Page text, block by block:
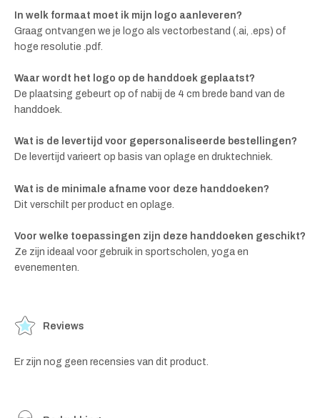
In welk formaat moet ik mijn logo aanleveren?
Graag ontvangen we je logo als vectorbestand (.ai, .eps) of
hoge resolutie .pdf.
Waar wordt het logo op de handdoek geplaatst?
De plaatsing gebeurt op of nabij de 4 cm brede band van de
handdoek.
Wat is de levertijd voor gepersonaliseerde bestellingen?
De levertijd varieert op basis van oplage en druktechniek.
Wat is de minimale afname voor deze handdoeken?
Dit verschilt per product en oplage.
Voor welke toepassingen zijn deze handdoeken geschikt?
Ze zijn ideaal voor gebruik in sportscholen, yoga en
evenementen.
Reviews
Er zijn nog geen recensies van dit product.